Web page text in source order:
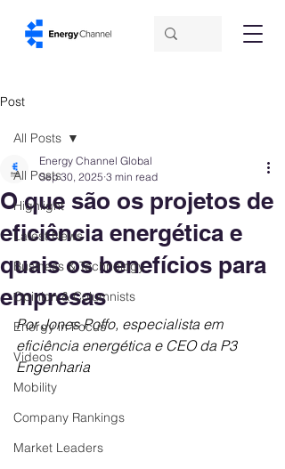
Post
All Posts
Highlight
Latest News
Business & Technology
Opinion & Columnists
Energy in Focus
Videos
Mobility
Company Rankings
Market Leaders
All Posts
O que são os projetos de
eficiência energética e
quais os benefícios para
empresas
Energy Channel Global
Sep 30, 2025 3 min read
Por Jones Poffo, especialista em
eficiência energética e CEO da P3
Engenharia